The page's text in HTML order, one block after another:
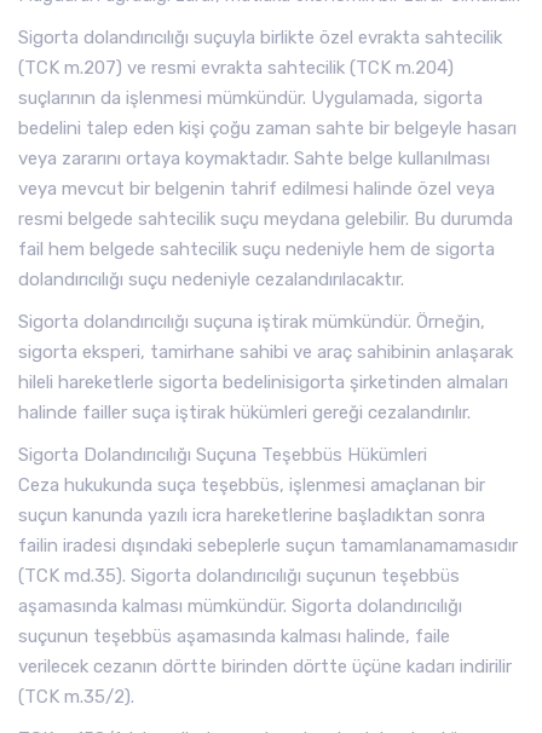
Sigorta dolandırıcılığı suçuyla birlikte özel evrakta sahtecilik
(TCK m.207) ve resmi evrakta sahtecilik (TCK m.204)
suçlarının da işlenmesi mümkündür. Uygulamada, sigorta
bedelini talep eden kişi çoğu zaman sahte bir belgeyle hasarı
veya zararını ortaya koymaktadır. Sahte belge kullanılması
veya mevcut bir belgenin tahrif edilmesi halinde özel veya
resmi belgede sahtecilik suçu meydana gelebilir. Bu durumda
fail hem belgede sahtecilik suçu nedeniyle hem de sigorta
dolandırıcılığı suçu nedeniyle cezalandırılacaktır.
Sigorta dolandırıcılığı suçuna iştirak mümkündür. Örneğin,
sigorta eksperi, tamirhane sahibi ve araç sahibinin anlaşarak
hileli hareketlerle sigorta bedelinisigorta şirketinden almaları
halinde failler suça iştirak hükümleri gereği cezalandırılır.
Sigorta Dolandırıcılığı Suçuna Teşebbüs Hükümleri
Ceza hukukunda suça teşebbüs, işlenmesi amaçlanan bir
suçun kanunda yazılı icra hareketlerine başladıktan sonra
failin iradesi dışındaki sebeplerle suçun tamamlanamamasıdır
(TCK md.35). Sigorta dolandırıcılığı suçunun teşebbüs
aşamasında kalması mümkündür. Sigorta dolandırıcılığı
suçunun teşebbüs aşamasında kalması halinde, faile
verilecek cezanın dörtte birinden dörtte üçüne kadarı indirilir
(TCK m.35/2).